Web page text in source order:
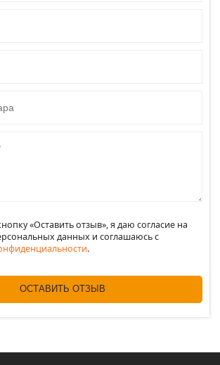
«Оставить отзыв», я даю согласие на
данных и соглашаюсь c
.
ОСТАВИТЬ ОТЗЫВ